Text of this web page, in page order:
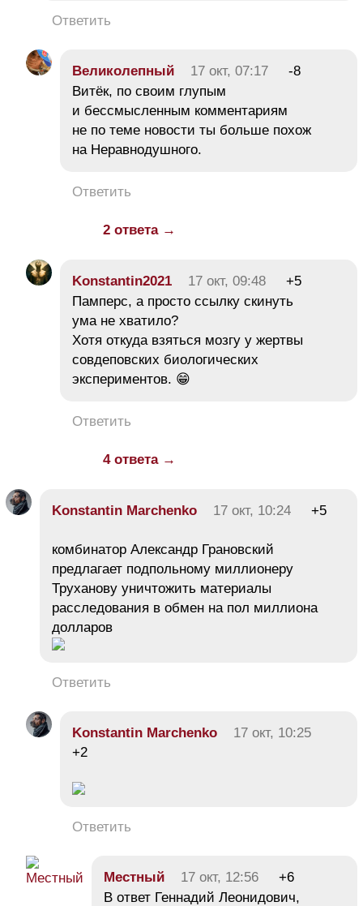
Ответить
Великолепный 17 окт, 07:17
-8
Витёк, по своим глупым
и бессмысленным комментариям
не по теме новости ты больше похож
на Неравнодушного.
Ответить
2 ответа →
Konstantin2021 17 окт, 09:48
+5
Памперс, а просто ссылку скинуть
ума не хватило?
Хотя откуда взяться мозгу у жертвы
совдеповских биологических
экспериментов. 😁
Ответить
4 ответа →
Konstantin Marchenko 17 окт, 10:24 +5
комбинатор Александр Грановский
предлагает подпольному миллионеру
Труханову уничтожить материалы
расследования в обмен на пол миллиона
долларов
Ответить
Konstantin Marchenko
17 окт, 10:25
+2
Ответить
Местный 17 окт, 12:56
+6
В ответ Геннадий Леонидович,